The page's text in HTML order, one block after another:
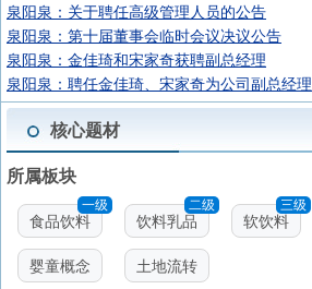
泉阳泉：关于聘任高级管理人员的公告
泉阳泉：第十届董事会临时会议决议公告
泉阳泉：金佳琦和宋家奇获聘副总经理
泉阳泉：聘任金佳琦、宋家奇为公司副总经理
核心题材
所属板块
一级
食品饮料
二级
饮料乳品
三级
软饮料
婴童概念 土地流转